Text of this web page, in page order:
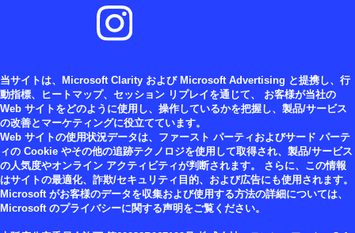
当サイトは、Microsoft Clarity および Microsoft Advertising と提携し、行
動指標、ヒートマップ、セッション リプレイを通じて、 お客様が当社の
Web サイトをどのように使用し、操作しているかを把握し、製品/サービス
の改善とマーケティングに役立てています。
Web サイトの使用状況データは、ファースト パーティおよびサード パーテ
ィの Cookie やその他の追跡テクノロジを使用して取得され、製品/サービス
の人気度やオンライン アクティビティが判断されます。 さらに、この情報
はサイトの最適化、詐欺/セキュリティ目的、および広告にも使用されます。
Microsoft がお客様のデータを収集および使用する方法の詳細については、
Microsoft のプライバシーに関する声明をご覧ください。